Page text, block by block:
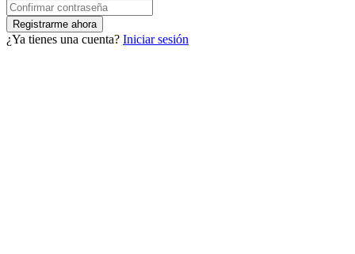
¿Ya tienes una cuenta? Iniciar sesión